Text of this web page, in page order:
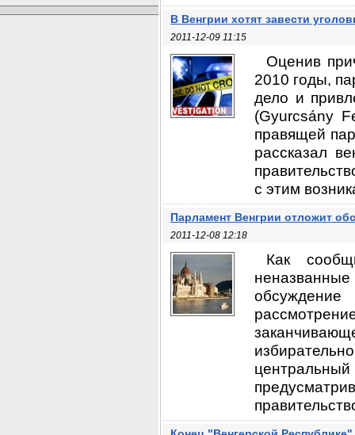
В Венгрии хотят завести
2011-12-09 11:15
Оценив
2010 годы,
дело и
(Gyurcsány
правящей
рассказал
с этим
Парламент Венгрии отложит
2011-12-08 12:18
Как